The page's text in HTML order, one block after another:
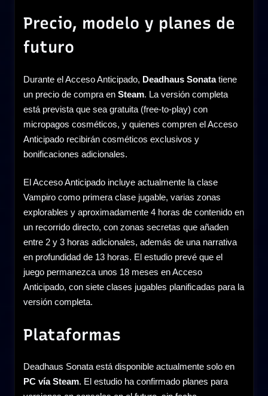
Precio, modelo y planes de
futuro
Durante el Acceso Anticipado, Deadhaus Sonatatiene
un precio de compra en Steam. La versión completa
está prevista que sea gratuita (free-to-play) con
micropagos cosméticos, y quienes compren el Acceso
Anticipado recibirán cosméticos exclusivos y
bonificaciones adicionales.
El Acceso Anticipado incluye actualmente la clase
Vampiro como primera clase jugable, varias zonas
explorables y aproximadamente 4 horas de contenido en
un recorrido directo, con zonas secretas que añaden
entre 2 y 3 horas adicionales, además de una narrativa
en profundidad de 13 horas. El estudio prevé que el
juego permanezca unos 18 meses en Acceso
Anticipado, con siete clases jugables planificadas para la
versión completa.
Plataformas
Deadhaus Sonata está disponible actualmente solo en
PC vía Steam. El estudio ha confirmado planes para